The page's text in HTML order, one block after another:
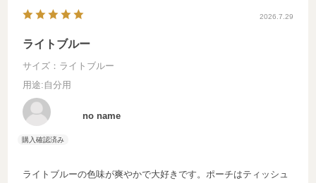
2026.7.29
ライトブルー
サイズ：ライトブルー
用途:自分用
no name
ライトブルーの色味が爽やかで大好きです。ポーチはティッシュ